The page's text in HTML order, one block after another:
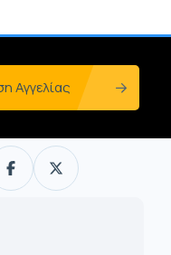
Αγγελίας